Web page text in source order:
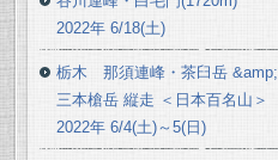
2022年 6/18(土)
栃木 那須連峰・茶臼岳 &amp;
三本槍岳 縦走 ＜日本百名山＞
2022年 6/4(土)～5(日)